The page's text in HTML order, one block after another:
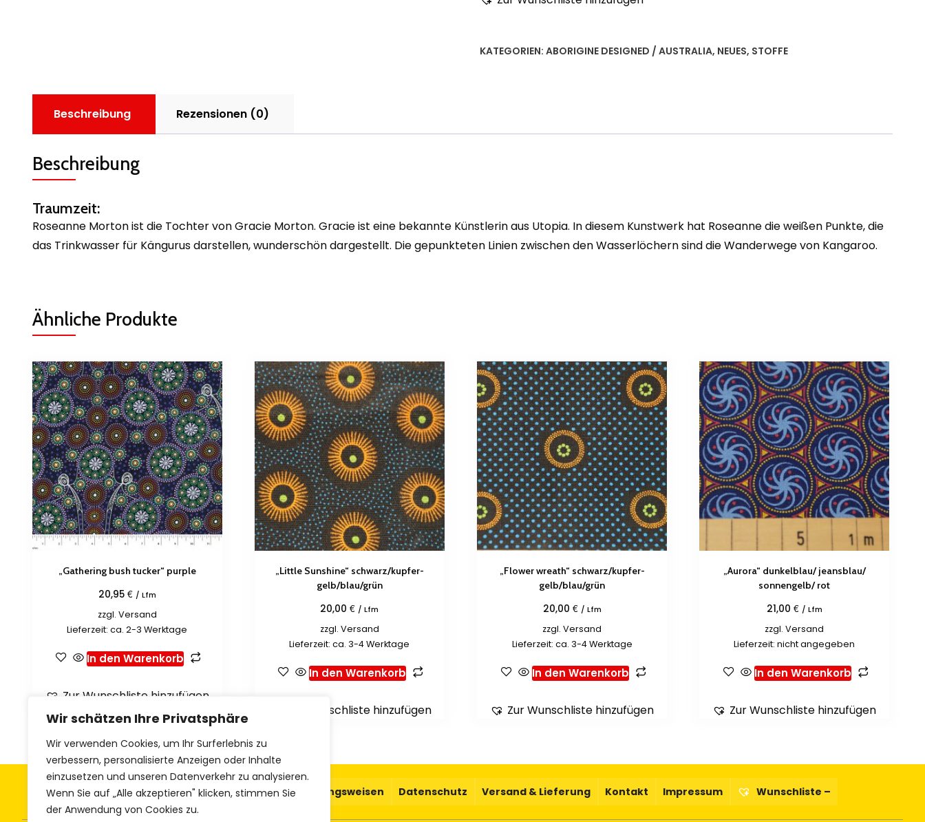
Wir schätzen Ihre Privatsphäre
Wir verwenden Cookies, um Ihr Surferlebnis zu
verbessern, personalisierte Anzeigen oder Inhalte
einzusetzen und unseren Datenverkehr zu analysieren.
Wenn Sie auf „Alle akzeptieren" klicken, stimmen Sie
der Anwendung von Cookies zu.
KATEGORIEN: ABORIGINE DESIGNED / AUSTRALIA, NEUES, STOFFE
Beschreibung Rezensionen (0)
Beschreibung
Traumzeit:
Roseanne Morton ist die Tochter von Gracie Morton. Gracie ist eine bekannte Künstlerin aus Utopia. In diesem Kunstwerk hat Roseanne die weißen Punkte, die
das Trinkwasser für Kängurus darstellen, wunderschön dargestellt. Die gepunkteten Linien zwischen den Wasserlöchern sind die Wanderwege von Kangaroo.
Ähnliche Produkte
„Gathering bush tucker“ purple
20,95 € / Lfm
zzgl. Versand
Lieferzeit: ca. 2-3 Werktage
In den Warenkorb
Zur Wunschliste hinzufügen
„Little Sunshine“ schwarz/kupfer-
gelb/blau/grün
20,00€ / Lfm
zzgl. Versand
Lieferzeit: ca. 3-4 Werktage
In den Warenkorb
Zur Wunschliste hinzufügen
„Flower wreath“ schwarz/kupfer-
gelb/blau/grün
20,00 € / Lfm
zzgl.Versand
Lieferzeit: ca. 3-4 Werktage
In den Warenkorb
Zur Wunschliste hinzufügen
„Aurora“ dunkelblau/ jeansblau/
sonnengelb/ rot
21,00 € / Lfm
zzgl.Versand
Lieferzeit: nicht angegeben
In den Warenkorb
Zur Wunschliste hinzufügen
Allgemeine Geschäftsbedingungen Zahlungsweisen Datenschutz Versand & Lieferung Kontakt Impressum Wunschliste –